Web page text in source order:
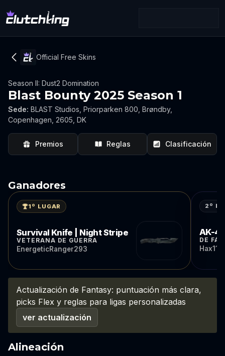
Official Free Skins
Season II: Dust2 Domination
Blast Bounty 2025 Season 1
Sede: BLAST Studios, Priorparken 800, Brøndby,
Copenhagen, 2605, DK
Premios Reglas Clasificación
Ganadores
1º LUGAR
Survival Knife | Night Stripe
VETERANA DE GUERRA
EnergeticRanger293
2º
AK-
DE
Hax11
Actualización de Fantasy: puntuación más clara,
picks Flex y reglas para ligas personalizadas
ver actualización
Alineación